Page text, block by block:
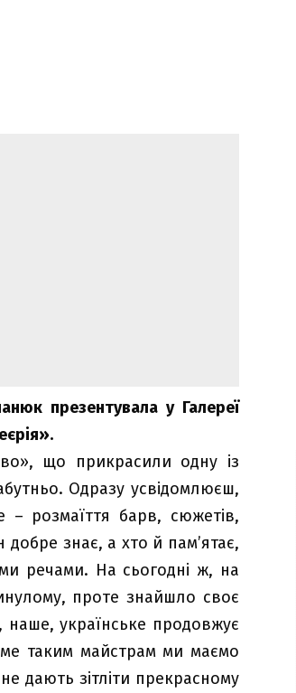
презентувала у Галереї
що прикрасили одну із
Одразу усвідомлюєш,
– розмаїття барв, сюжетів,
знає, а хто й пам’ятає,
речами. На сьогодні ж, на
проте знайшло своє
наше, українське продовжує
таким майстрам ми маємо
дають зітліти прекрасному